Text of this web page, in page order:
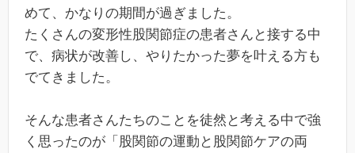
めて、かなりの期間が過ぎました。
たくさんの変形性股関節症の患者さんと接する中
で、病状が改善し、やりたかった夢を叶える方も
でてきました。
そんな患者さんたちのことを徒然と考える中で強
く思ったのが「股関節の運動と股関節ケアの両